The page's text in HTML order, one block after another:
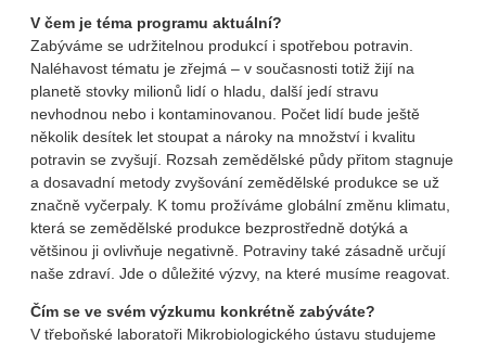
V čem je téma programu aktuální?
Zabýváme se udržitelnou produkcí i spotřebou potravin.
Naléhavost tématu je zřejmá – v současnosti totiž žijí na
planetě stovky milionů lidí o hladu, další jedí stravu
nevhodnou nebo i kontaminovanou. Počet lidí bude ještě
několik desítek let stoupat a nároky na množství i kvalitu
potravin se zvyšují. Rozsah zemědělské půdy přitom stagnuje
a dosavadní metody zvyšování zemědělské produkce se už
značně vyčerpaly. K tomu prožíváme globální změnu klimatu,
která se zemědělské produkce bezprostředně dotýká a
většinou ji ovlivňuje negativně. Potraviny také zásadně určují
naše zdraví. Jde o důležité výzvy, na které musíme reagovat.
Čím se ve svém výzkumu konkrétně zabýváte?
V třeboňské laboratoři Mikrobiologického ústavu studujeme